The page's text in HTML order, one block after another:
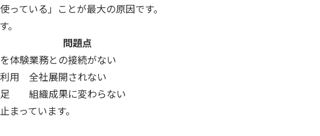
ている」ことが最大の原因です。
問題点
体験業務との接続がない
用
全社展開されない
組織成果に変わらない
っています。